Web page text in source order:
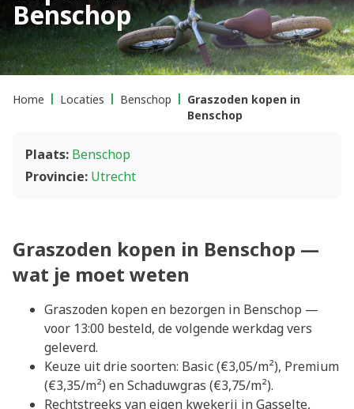
Benschop
Home Locaties Benschop
Graszoden kopen in
Benschop
Plaats: Benschop
Provincie: Utrecht
Graszoden kopen in Benschop —
wat je moet weten
Graszoden kopen en bezorgen in Benschop —
voor 13:00 besteld, de volgende werkdag vers
geleverd.
Keuze uit drie soorten: Basic (€3,05/m²), Premium
(€3,35/m²) en Schaduwgras (€3,75/m²).
Rechtstreeks van eigen kwekerij in Gasselte,